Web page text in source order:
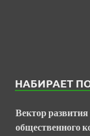
НАБИРАЕТ
Вектор развития
общественного